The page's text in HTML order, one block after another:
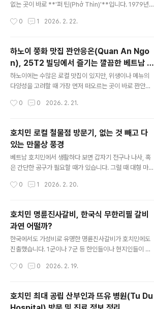
특히 ) 📍 위치 및 분위기주소: 20 P. Bảo Khánh, Hàng
바오 칸(Bao Khanh..
없는 곳이 바로 **'퍼 틴(Phở Thìn)'**입니다. 1979년부
게도 성지 같은 곳인데요. 로득(Lò Đúc) 거리에 있는 본점
있나'라고 생각했을 뿐이었습니다. 이런 유명한 가게인 줄
알았다면 일부러라도 들어가서 먹어봤을 텐데 말입니다.
출장 중에 일행이 데리고 가서 알았던 것이지, 혼자는 하노
이를 몇 번을 왔어도 미처 몰랐습니다.📍 위치 및 매장 분
g, Hà Nội 하노이 올드쿼터에서는 살짝 거..
0 1 2026. 2. 22.
하노이 쭝화 맛집 꽌안응온(Quan An Ngo
n), 25T2 빌딩에서 즐기는 깔끔한 베트남 요
리
하노이에는 수많은 로컬 맛집이 있지만, 위생이나 메뉴의
다양성을 고려할 때 가장 먼저 떠오르는 곳이 바로 꽌안응
깔끔하고 무난하게 즐길 수 있는 곳을 꼽으라면 단연 **'꽌
저는 조금 더 여유롭고 쾌적한 분위기의 쭝화(Trung Ho
a)점에 다녀왔습니다. 마침 하노이 출장으로 업체와 미팅
이 있어서 찾은 베트남 음식점인데, 이번엔 제가 사는 것이
아니라서 더욱 즐거운 마음으로 따라갔습니다. 여기가 여
행객이나 하노이에 거주하시는 분들도 자주 찾는 지역은
니다.📍 위치 및 매장 분위기주소: Tầng 1, Toà nhà 25
0 0 2026. 2. 21.
호치민 로컬 철물점 방문기, 없는 것 빼고 다
있는 만물상 풍경
베트남 호치민에서 생활하다 보면 갑자기 전구나 나사, 혹
은 간단한 공구가 필요할 때가 있습니다. 그럴 때 대형 마트
목마다 자리 잡은 **'로컬 철물점'**을 찾는 재미가 꽤 쏠
DIY 를 갈 수도 있습니다 ) 각 발코니의 타일 바닥을 청소
하다보니 길고 억센 플라스틱 소재 빗자루가 절실합니다. (
처음에는 멋 모르고 그냥 억센 수세미를 발로 밀고 다녔더
니 허리가 나갈 지경이었습니다 ) 오늘은 빗자루를 찾아 삼
나 있는 빗자루인데 아주 요긴합니다. 이거랑 80% 비슷한
0 1 2026. 2. 20.
호치민 명륜진사갈비, 한국식 무한리필 갈비
과연 어떨까?
한국에서도 가성비로 유명한 명륜진사갈비가 호치민에도
진출했습니다. 1군이나 7군 등 한인들이나 현지인들이 많
가 생각나는 날, 한국의 명륜진사갈비와 얼마나 같거나 다
인테리어가 그대로 느껴집니다. 명륜진사갈비의 퀄리티가
0 0 2026. 2. 19.
호치민 최대 공립 산부인과 뜨유 병원(Tu Du